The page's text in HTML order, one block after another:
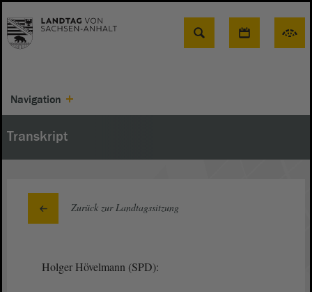
Suche
Navigation
Transkript
Zurück zur Landtagssitzung
Holger Hövelmann (SPD):